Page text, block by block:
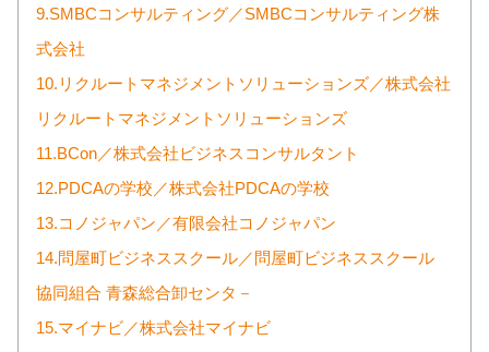
9.SMBCコンサルティング／SMBCコンサルティング株
式会社
10.リクルートマネジメントソリューションズ／株式会社
リクルートマネジメントソリューションズ
11.BCon／株式会社ビジネスコンサルタント
12.PDCAの学校／株式会社PDCAの学校
13.コノジャパン／有限会社コノジャパン
14.問屋町ビジネススクール／問屋町ビジネススクール
協同組合 青森総合卸センタ－
15.マイナビ／株式会社マイナビ